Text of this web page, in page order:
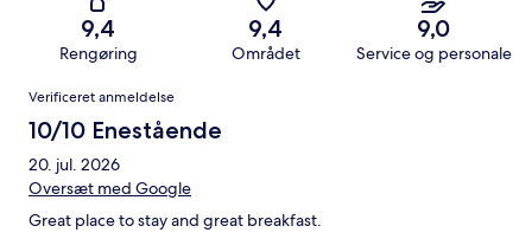
9,4
Rengøring
9,4
Området
9,0
Service og personale
Anmeldelser
Verificeret anmeldelse
10/10 Enestående
20. jul. 2026
Oversæt med Google
Great place to stay and great breakfast.